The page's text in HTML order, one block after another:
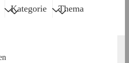
Kategorie
Thema